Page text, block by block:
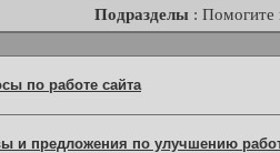
Подразделы : Помогите
по работе сайта
и предложения по улучшению